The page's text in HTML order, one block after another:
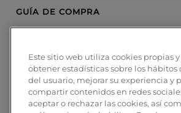
GUÍA DE COMPRA
INSPIRATION
MÉTODOS DE PAGO
Este sitio web utiliza cookies propias
obtener estadísticas sobre los hábitos
del usuario, mejorar su experiencia y
compartir contenidos en redes
aceptar o rechazar las cookies, así